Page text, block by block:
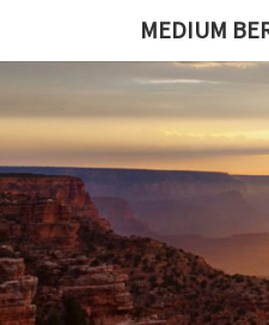
content
MEDIUM